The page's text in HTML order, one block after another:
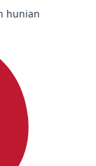
hunian